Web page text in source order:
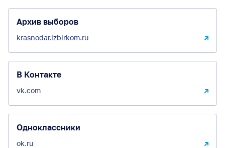
Архив выборов
krasnodar.izbirkom.ru
В Контакте
vk.com
Одноклассники
ok.ru